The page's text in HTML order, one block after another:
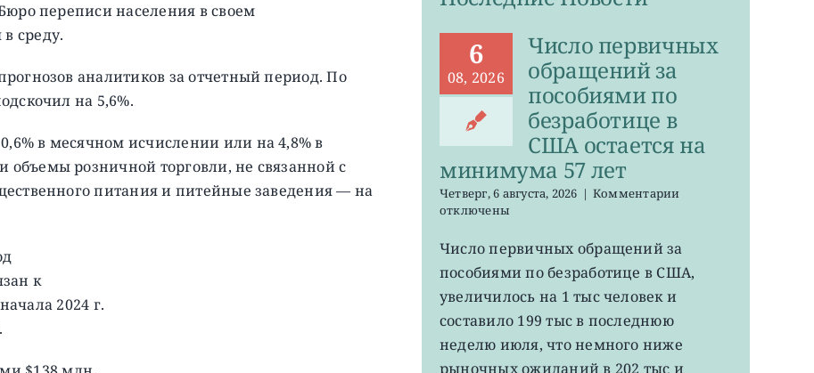
переписи населения в своем
среду.
аналитиков за отчетный период. По
на 5,6%.
в месячном исчислении или на 4,8% в
розничной торговли, не связанной с
питания и питейные заведения — на
к
2024 г.
6
08, 2026
Число первичных
обращений за
пособиями по
безработице в
США остается на
минимума 57 лет
Четверг, 6 августа, 2026 | Комментариик
первичных
за
в
отключены
Число первичных обращений за
пособиями по безработице в США,
увеличилось на 1 тыс человек и
составило 199 тыс в последнюю
неделю июля, что немного ниже
рыночных ожиданий в 202 тыс и